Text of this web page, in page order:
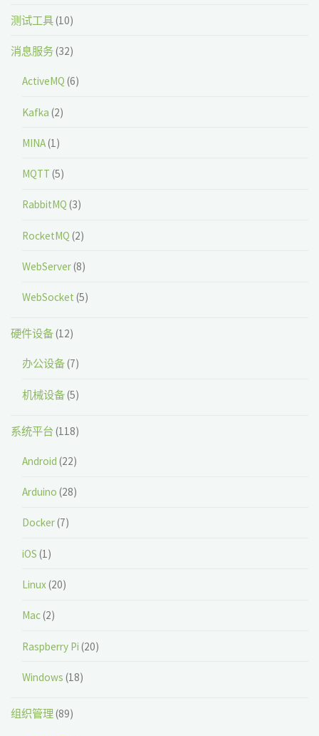
测试工具(10)
消息服务(32)
ActiveMQ (6)
Kafka (2)
MINA(1)
MQTT (5)
RabbitMQ (3)
RocketMQ (2)
WebServer(8)
WebSocket (5)
硬件设备(12)
办公设备(7)
机械设备(5)
系统平台 (118)
Android (22)
Arduino (28)
Docker(7)
iOS (1)
Linux(20)
Mac(2)
Raspberry Pi (20)
Windows (18)
组织管理(89)